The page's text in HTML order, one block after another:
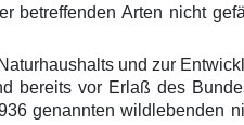
betreffenden Arten nicht
und zur
vor Erlaß des
genannten wildlebenden